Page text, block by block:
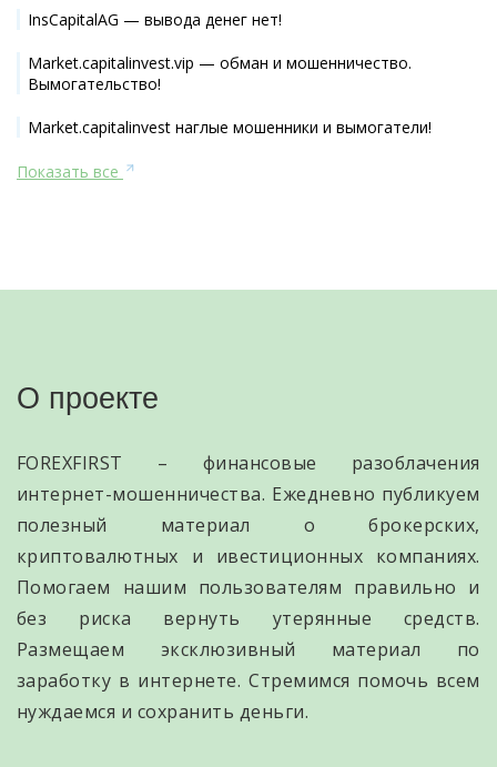
InsCapitalAG — вывода денег нет!
Market.capitalinvest.vip — обман и мошенничество.
Вымогательство!
Market.capitalinvest наглые мошенники и вымогатели!
Показать все
О проекте
FOREXFIRST – финансовые разоблачения
интернет-мошенничества. Ежедневно публикуем
полезный материал о брокерских,
криптовалютных и ивестиционных компаниях.
Помогаем нашим пользователям правильно и
без риска вернуть утерянные средств.
Размещаем эксклюзивный материал по
заработку в интернете. Стремимся помочь всем
нуждаемся и сохранить деньги.